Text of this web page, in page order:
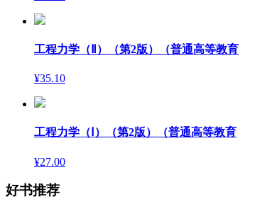
工程力学（Ⅱ）（第2版）（普通高等教育
¥35.10
工程力学（Ⅰ）（第2版）（普通高等教育
¥27.00
好书推荐